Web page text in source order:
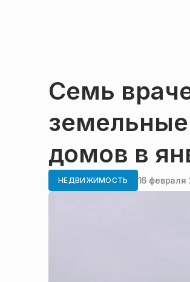
Семь
земельные
домов в
НЕДВИЖИМОСТЬ 16 февраля